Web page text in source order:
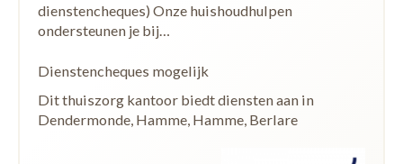
dienstencheques) Onze huishoudhulpen
ondersteunen je bij…
Dienstencheques mogelijk
Dit thuiszorg kantoor biedt diensten aan in
Dendermonde, Hamme, Hamme, Berlare